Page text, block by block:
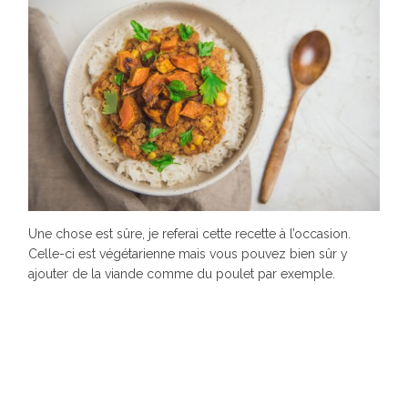
Une chose est sûre, je referai cette recette à l’occasion.
Celle-ci est végétarienne mais vous pouvez bien sûr y
ajouter de la viande comme du poulet par exemple.